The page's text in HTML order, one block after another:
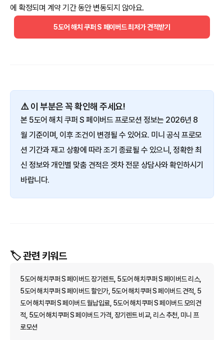
에 확정되며 계약 기간 동안 변동되지 않아요.
5도어 해치 쿠퍼 S 페이버드 최저가 견적받기
⚠️ 이 부분은 꼭 확인해 주세요!
본 5도어 해치 쿠퍼 S 페이버드 프로모션 정보는 2026년 8
월 기준이며, 이후 조건이 변경될 수 있어요. 미니 공식 프로모
션 기간과 재고 상황에 따라 조기 종료될 수 있으니, 정확한 최
신 정보와 개인별 맞춤 견적은 겟차 전문 상담사와 확인하시기
바랍니다.
🏷️ 관련 키워드
5도어 해치쿠퍼 S 페이버드 장기렌트, 5도어 해치쿠퍼 S 페이버드 리스,
5도어 해치쿠퍼 S 페이버드 할인가, 5도어 해치쿠퍼 S 페이버드 견적, 5
도어 해치쿠퍼 S 페이버드 월납입료, 5도어 해치쿠퍼 S 페이버드 모의견
적, 5도어 해치쿠퍼 S 페이버드 가격, 장기렌트 비교, 리스 추천, 미니 프
로모션